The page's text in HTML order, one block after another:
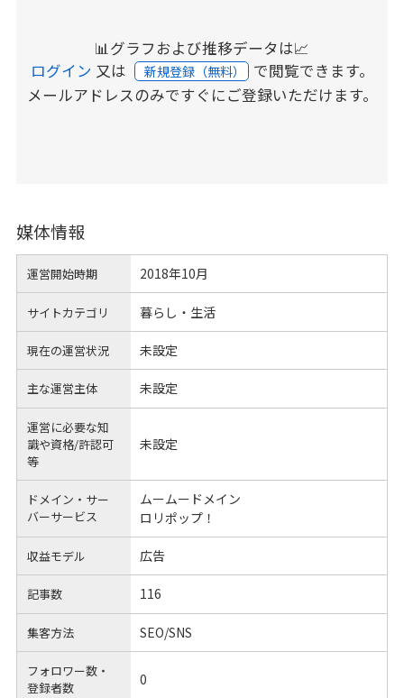
📊グラフおよび推移データは📈
ログイン 又は 新規登録（無料） で閲覧できます。
メールアドレスのみですぐにご登録いただけます。
媒体情報
運営開始時期 2018年10月
サイトカテゴリ 暮らし・生活
現在の運営状況 未設定
主な運営主体 未設定
運営に必要な知
識や資格/許認可
等
未設定
ドメイン・サー
バーサービス
ムームードメイン
ロリポップ！
収益モデル 広告
記事数 116
集客方法 SEO/SNS
フォロワー数・
登録者数
0